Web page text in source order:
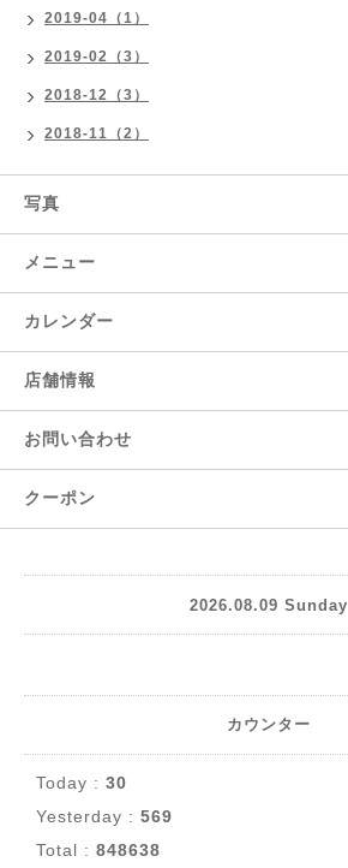
2019-04（1）
2019-02（3）
2018-12（3）
2018-11（2）
写真
メニュー
カレンダー
店舗情報
お問い合わせ
クーポン
2026.08.09 Sunday
カウンター
Today : 30
Yesterday : 569
Total : 848638